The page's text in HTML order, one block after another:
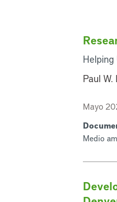
Paul
Mayo
Medio